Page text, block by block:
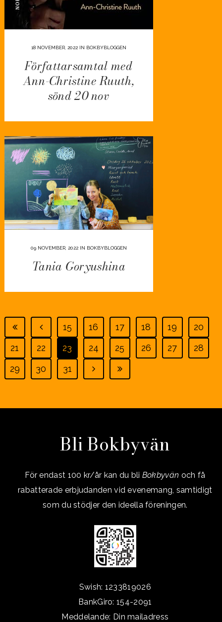
18 NOVEMBER, 2022IN BOKBYBLOGGEN
Författarsamtal med
Ann-Christine Ruuth,
sönd 20 nov
09 NOVEMBER, 2022IN BOKBYBLOGGEN
Tania Goryushina
15 16 17 18 19
20
21
22 23 24 25 26 27
28
29
30 31
Bli Bokbyvän
För endast 100 kr/år kan du bli Bokbyvän och få
rabatterade erbjudanden vid evenemang, samtidigt
som du stödjer den ideella föreningen.
Swish: 1233819026
BankGiro: 154-2091
Meddelande: Din mailadress